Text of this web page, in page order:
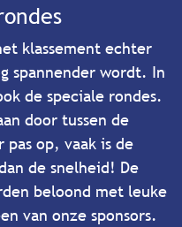
klassement echter
spannender wordt. In
de speciale rondes.
door tussen de
op, vaak is de
de snelheid! De
beloond met leuke
van onze sponsors.